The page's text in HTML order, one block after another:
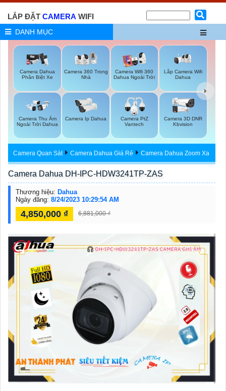
LẮP ĐẶT CAMERA WIFI
DANH MỤC
Camera Dahua
Phân Biệt Xe
Camera 360 Trong
Nhà
Camera Wifi 360
Dahua Ngoài Trời
Lắp Camera Wifi
Dahua
Camera Thu Âm
Ngoài Trời Dahua
Camera Ip Dahua
Camera PtZ
Vantech
Camera 3D DNR
Kbvision
Camera Quan Sát Camera Dahua Giá Rẻ Camera Dahua Zoom Xa
Camera Dahua DH-IPC-HDW3241TP-ZAS
Thương hiệu: Dahua
Ngày đăng: 8/24/2023 10:29:54 AM
4,850,000 ₫ 6,881,000 ₫